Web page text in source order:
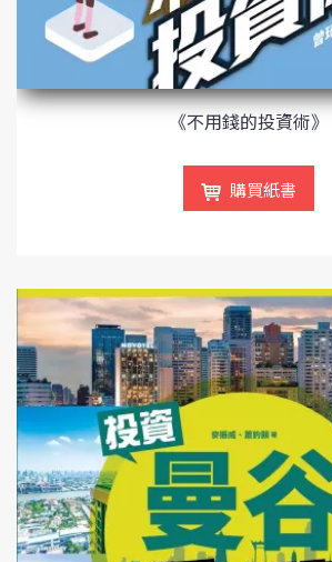
《不用錢的投資術》
購買紙書